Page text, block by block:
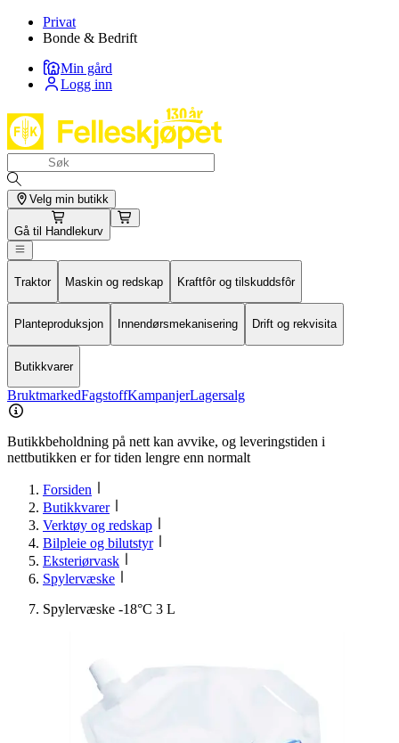
Privat
Bonde & Bedrift
Min gård
Logg inn
Velg min butikk
Gå til Handlekurv
Traktor Maskin og redskap Kraftfôr og tilskuddsfôr
Planteproduksjon Innendørsmekanisering Drift og rekvisita
Butikkvarer
BruktmarkedFagstoffKampanjerLagersalg
Butikkbeholdning på nett kan avvike, og leveringstiden i
nettbutikken er for tiden lengre enn normalt
Forsiden
Butikkvarer
Verktøy og redskap
Bilpleie og bilutstyr
Eksteriørvask
Spylervæske
Spylervæske -18°C 3 L